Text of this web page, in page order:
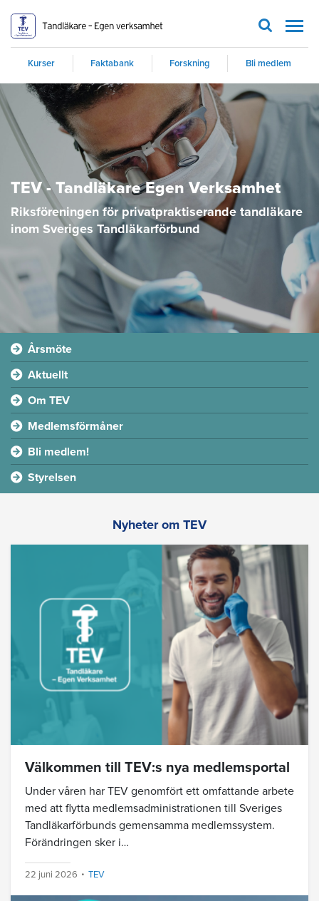
Kurser Faktabank Forskning Bli medlem
TEV - Tandläkare Egen Verksamhet
Riksföreningen för privatpraktiserande tandläkare
inom Sveriges Tandläkarförbund
Årsmöte
Aktuellt
Om TEV
Medlemsförmåner
Bli medlem!
Styrelsen
Nyheter om TEV
Välkommen till TEV:s nya medlemsportal
Under våren har TEV genomfört ett omfattande arbete
med att flytta medlemsadministrationen till Sveriges
Tandläkarförbunds gemensamma medlemssystem.
Förändringen sker i…
22 juni 2026 TEV